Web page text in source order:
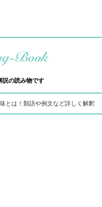
の読み物です
とは！類語や例文など詳しく解釈